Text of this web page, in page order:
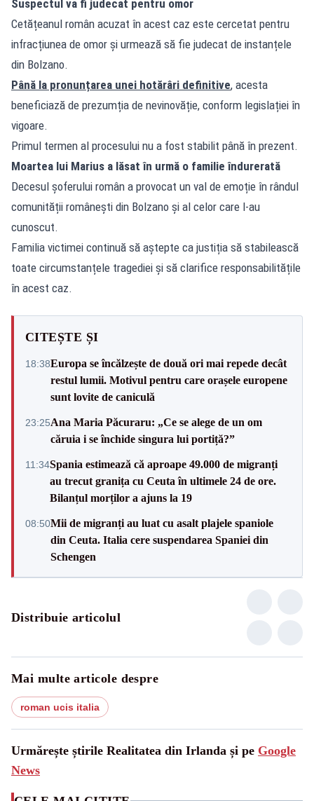
Suspectul va fi judecat pentru omor
Cetățeanul român acuzat în acest caz este cercetat pentru
infracțiunea de omor și urmează să fie judecat de instanțele
din Bolzano.
Până la pronunțarea unei hotărâri definitive, acesta
beneficiază de prezumția de nevinovăție, conform legislației în
vigoare.
Primul termen al procesului nu a fost stabilit până în prezent.
Moartea lui Marius a lăsat în urmă o familie îndurerată
Decesul șoferului român a provocat un val de emoție în rândul
comunității românești din Bolzano și al celor care l-au
cunoscut.
Familia victimei continuă să aștepte ca justiția să stabilească
toate circumstanțele tragediei și să clarifice responsabilitățile
în acest caz.
CITEȘTE ȘI
18:38Europa se încălzește de două ori mai repede decât
restul lumii. Motivul pentru care orașele europene
sunt lovite de caniculă
23:25Ana Maria Păcuraru: „Ce se alege de un om
căruia i se închide singura lui portiță?”
11:34Spania estimează că aproape 49.000 de migranți
au trecut granița cu Ceuta în ultimele 24 de ore.
Bilanțul morților a ajuns la 19
08:50Mii de migranți au luat cu asalt plajele spaniole
din Ceuta. Italia cere suspendarea Spaniei din
Schengen
Distribuie articolul
Mai multe articole despre
roman ucis italia
Urmărește știrile Realitatea din Irlanda și pe Google
News